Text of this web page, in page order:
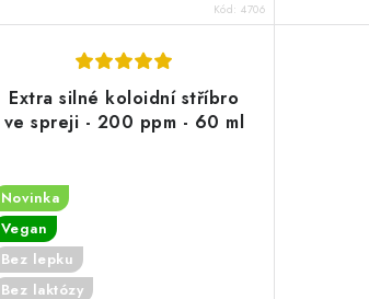
Kód:4706
Extra silné koloidní stříbro
ve spreji - 200 ppm - 60 ml
Novinka
Vegan
Bez lepku
Bez laktózy